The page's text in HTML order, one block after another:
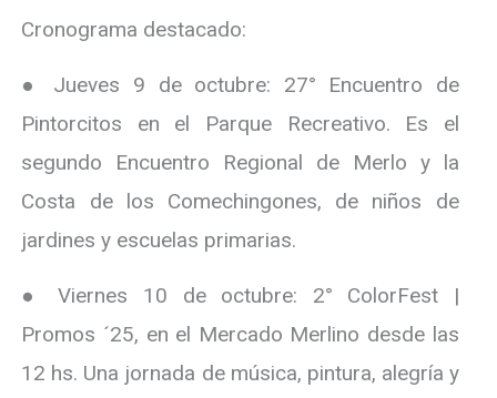
Cronograma destacado:
● Jueves 9 de octubre: 27° Encuentro de
Pintorcitos en el Parque Recreativo. Es el
segundo Encuentro Regional de Merlo y la
Costa de los Comechingones, de niños de
jardines y escuelas primarias.
● Viernes 10 de octubre: 2° ColorFest |
Promos ´25, en el Mercado Merlino desde las
12 hs. Una jornada de música, pintura, alegría y